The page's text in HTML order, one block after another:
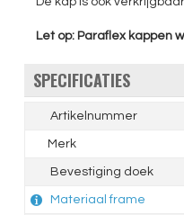
Let op: Paraflex kappen
SPECIFICATIES
Artikelnummer
Merk
Bevestiging doek
Materiaal frame